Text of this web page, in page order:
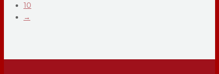
10
→